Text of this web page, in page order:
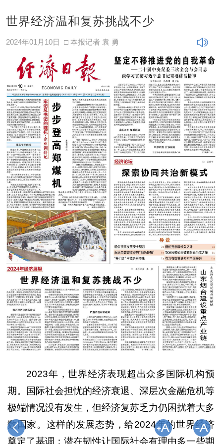
世界经济温和复苏挑战不少
2024年01月10日 □ 本报记者 袁 勇
2023年，世界经济表现超出众多国际机构预
期。国际社会担忧的经济衰退、深层次金融危机等
极端情况没有发生，但经济复苏乏力仍困扰着大多
数国家。这样的发展态势，给2024年的世界经济
奠定了基调：潜在韧性让国际社会有理由多一些期